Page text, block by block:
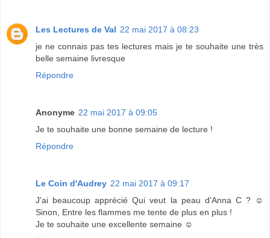
Les Lectures de Val 22 mai 2017 à 08:23
je ne connais pas tes lectures mais je te souhaite une très
belle semaine livresque
Répondre
Anonyme 22 mai 2017 à 09:05
Je te souhaite une bonne semaine de lecture !
Répondre
Le Coin d'Audrey 22 mai 2017 à 09:17
J'ai beaucoup apprécié Qui veut la peau d'Anna C ? ☺
Sinon, Entre les flammes me tente de plus en plus !
Je te souhaite une excellente semaine ☺